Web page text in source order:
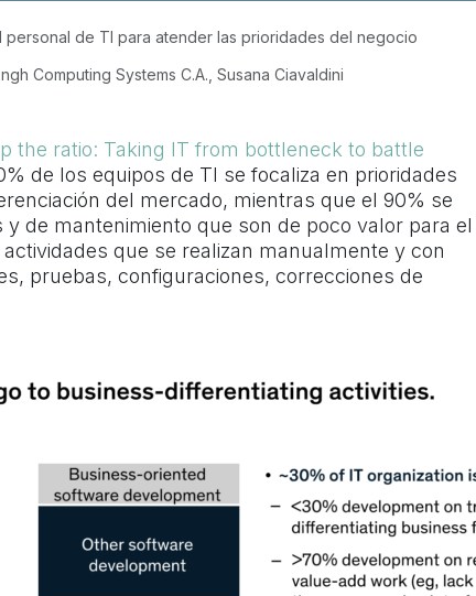
personal de TI para atender las prioridades del negocio
Computing Systems C.A., Susana Ciavaldini
the ratio: Taking IT from bottleneck to battle
de los equipos de TI se focaliza en prioridades
del mercado, mientras que el 90% se
de mantenimiento que son de poco valor para el
que se realizan manualmente y con
pruebas, configuraciones, correcciones de